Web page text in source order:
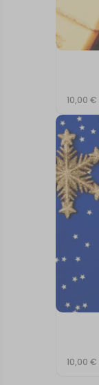
10,00€
10,00€